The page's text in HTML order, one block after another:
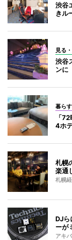
渋谷
きル
見る
渋谷
ンに
暮ら
「
4ホ
札幌
楽通
札幌
DJら
ーが
アキ